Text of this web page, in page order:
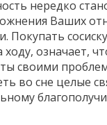
нередко
Ваших
ходу, означает,
своими
во сне целые